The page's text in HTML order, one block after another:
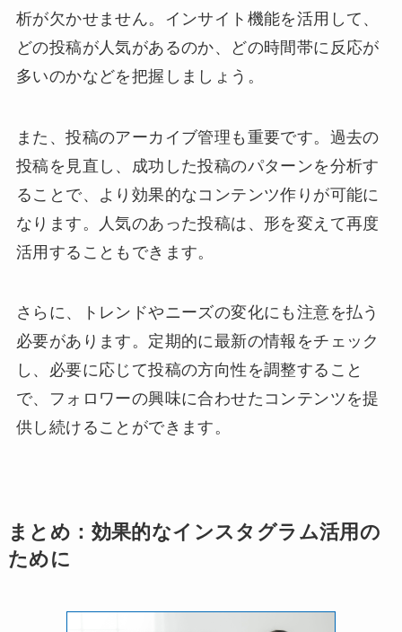
析が欠かせません。インサイト機能を活用して、
どの投稿が人気があるのか、どの時間帯に反応が
多いのかなどを把握しましょう。
また、投稿のアーカイブ管理も重要です。過去の
投稿を見直し、成功した投稿のパターンを分析す
ることで、より効果的なコンテンツ作りが可能に
なります。人気のあった投稿は、形を変えて再度
活用することもできます。
さらに、トレンドやニーズの変化にも注意を払う
必要があります。定期的に最新の情報をチェック
し、必要に応じて投稿の方向性を調整すること
で、フォロワーの興味に合わせたコンテンツを提
供し続けることができます。
まとめ：効果的なインスタグラム活用の
ために